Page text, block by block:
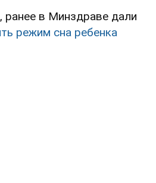
ранее в Минздраве дали
режим сна ребенка